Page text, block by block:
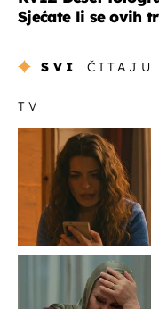
Sjećate li se ovih
SVI ČITAJU
TV